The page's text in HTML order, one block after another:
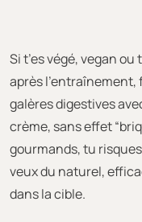
Si t’es végé, vegan
après l’entraînement,
galères digestives
crème, sans effet
gourmands, tu
veux du naturel,
dans la cible.